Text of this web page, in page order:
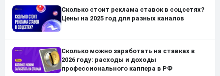
Сколько стоит реклама ставок в соцсетях?
Цены на 2025 год для разных каналов
Сколько можно заработать на ставках в
2026 году: расходы и доходы
профессионального каппера в РФ